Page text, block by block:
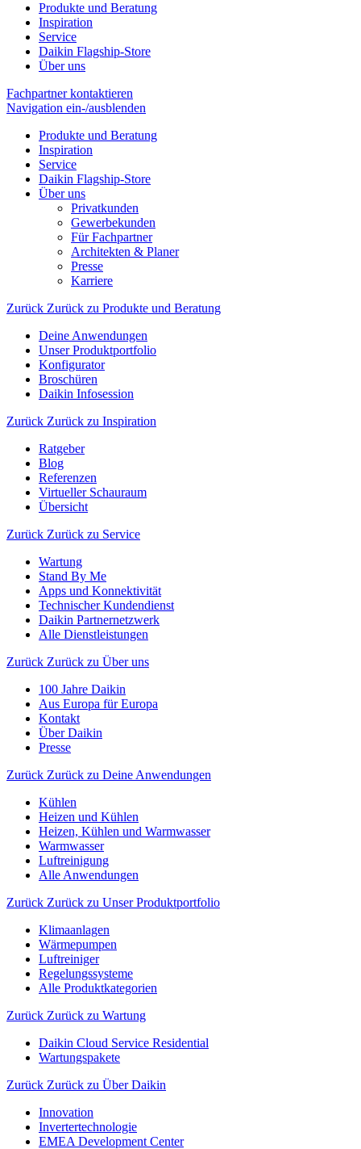
Produkte und Beratung
Inspiration
Service
Daikin Flagship-Store
Über uns
Fachpartner kontaktieren
Navigation ein-/ausblenden
Produkte und Beratung
Inspiration
Service
Daikin Flagship-Store
Über uns
Privatkunden
Gewerbekunden
Für Fachpartner
Architekten & Planer
Presse
Karriere
Zurück Zurück zu Produkte und Beratung
Deine Anwendungen
Unser Produktportfolio
Konfigurator
Broschüren
Daikin Infosession
Zurück Zurück zu Inspiration
Ratgeber
Blog
Referenzen
Virtueller Schauraum
Übersicht
Zurück Zurück zu Service
Wartung
Stand By Me
Apps und Konnektivität
Technischer Kundendienst
Daikin Partnernetzwerk
Alle Dienstleistungen
Zurück Zurück zu Über uns
100 Jahre Daikin
Aus Europa für Europa
Kontakt
Über Daikin
Presse
Zurück Zurück zu Deine Anwendungen
Kühlen
Heizen und Kühlen
Heizen, Kühlen und Warmwasser
Warmwasser
Luftreinigung
Alle Anwendungen
Zurück Zurück zu Unser Produktportfolio
Klimaanlagen
Wärmepumpen
Luftreiniger
Regelungssysteme
Alle Produktkategorien
Zurück Zurück zu Wartung
Daikin Cloud Service Residential
Wartungspakete
Zurück Zurück zu Über Daikin
Innovation
Invertertechnologie
EMEA Development Center